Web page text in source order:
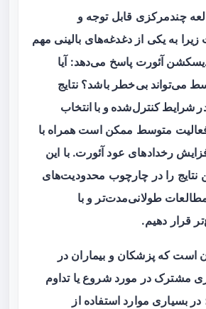
چندمرکزی قابل توجه و
زیرا به یکی از دغدغه‌های بالینی مهم
آئورت پاسخ می‌دهد: آیا
می‌تواند بی‌خطر باشد؟ نتایج
شرایط کنترل‌شده و با انتخاب
متوسط ممکن است همراه با
رخدادهای عود آئورت. با این
نتایج را در چارچوب محدودیت‌های
طولانی‌مدت‌تر و با
قرار دهیم.
است که پزشکان و بیماران در
مشترک در مورد شروع یا تداوم
بسیاری موارد استفاده از